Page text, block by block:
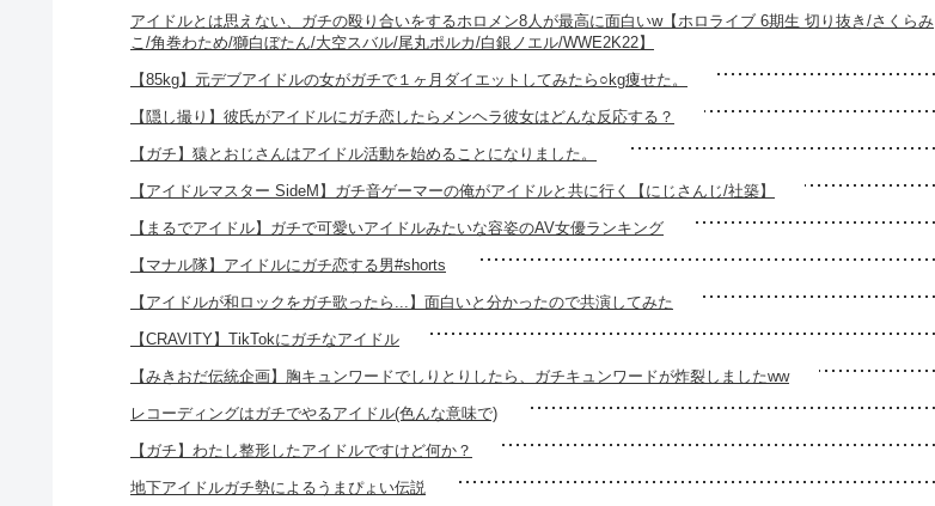
アイドルとは思えない、ガチの殴り合いをするホロメン8人が最高に面白いw【ホロライブ 6期生 切り抜き/さくらみ
こ/角巻わため/獅白ぼたん/大空スバル/尾丸ポルカ/白銀ノエル/WWE2K22】
【85kg】元デブアイドルの女がガチで１ヶ月ダイエットしてみたら○kg痩せた。
【隠し撮り】彼氏がアイドルにガチ恋したらメンヘラ彼女はどんな反応する？
【ガチ】猿とおじさんはアイドル活動を始めることになりました。
【アイドルマスター SideM】ガチ音ゲーマーの俺がアイドルと共に行く【にじさんじ/社築】
【まるでアイドル】ガチで可愛いアイドルみたいな容姿のAV女優ランキング
【マナル隊】アイドルにガチ恋する男#shorts
【アイドルが和ロックをガチ歌ったら...】面白いと分かったので共演してみた
【CRAVITY】TikTokにガチなアイドル
【みきおだ伝統企画】胸キュンワードでしりとりしたら、ガチキュンワードが炸裂しましたww
レコーディングはガチでやるアイドル(色んな意味で)
【ガチ】わたし整形したアイドルですけど何か？
地下アイドルガチ勢によるうまぴょい伝説